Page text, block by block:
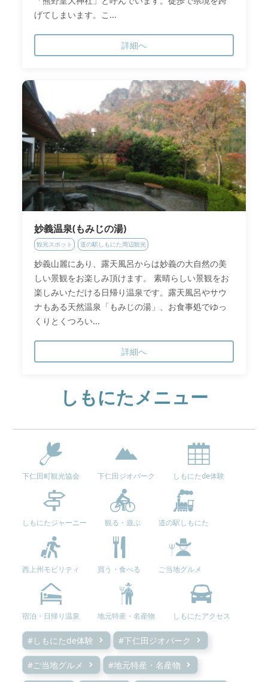
げてしまいます。こ...
詳細へ
妙義温泉(もみじの湯)
観光スポット 道の駅しもにた周辺観光
妙義山麗にあり、露天風呂からは妙義の大自然の美
しい景観をお楽しみ頂けます。 素晴らしい景観をお
楽しみいただける日帰り温泉です。露天風呂やサウ
ナもある天然温泉「もみじの湯」、お食事処でゆっ
くりとくつろい...
詳細へ
しもにたメニュー
下仁田町観光協会 下仁田ジオパーク しもにたde体験
しもにたジャーニー 観る・遊ぶ 道の駅しもにた
西上州モビリティ 買う・食べる ご当地グルメ
宿泊・日帰り温泉 地元特産・名産物 しもにたアクセス
#しもにたde体験 #下仁田ジオパーク
#ご当地グルメ #地元特産・名産物